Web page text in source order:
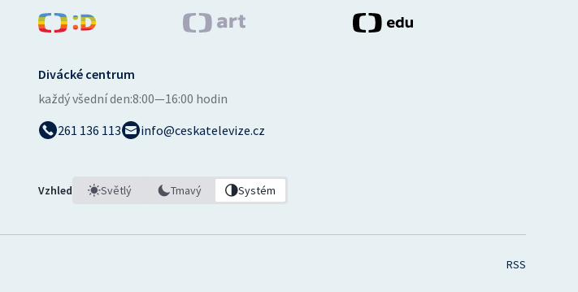
Divácké centrum
každý všední den:8:00—16:00 hodin
261 136 113
info@ceskatelevize.cz
Vzhled Světlý Tmavý Systém
RSS